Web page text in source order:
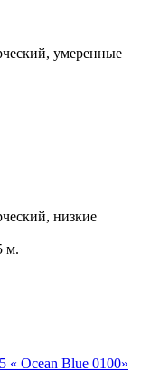
умеренные
низкие
м.